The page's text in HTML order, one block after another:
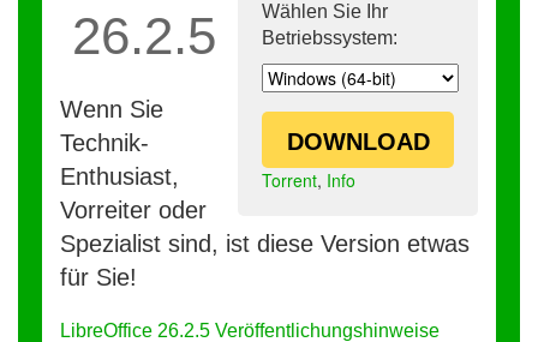
Wählen Sie Ihr
Betriebssystem:
DOWNLOAD
Torrent, Info
26.2.5
Wenn Sie
Technik-
Enthusiast,
Vorreiter oder
Spezialist sind, ist diese Version etwas
für Sie!
LibreOffice 26.2.5 Veröffentlichungshinweise